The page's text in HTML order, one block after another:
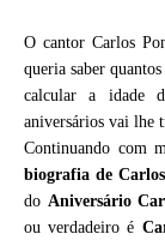
O cantor Carlos
queria saber
calcular a idade
aniversários vai lhe
Continuando com
biografia de
do Aniversário
ou verdadeiro é